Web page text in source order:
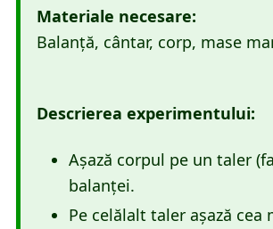
Materiale necesare:
Balanță, cântar, corp, mase
Descrierea experimentului:
Așază corpul pe un taler
balanței.
Pe celălalt taler așază cea